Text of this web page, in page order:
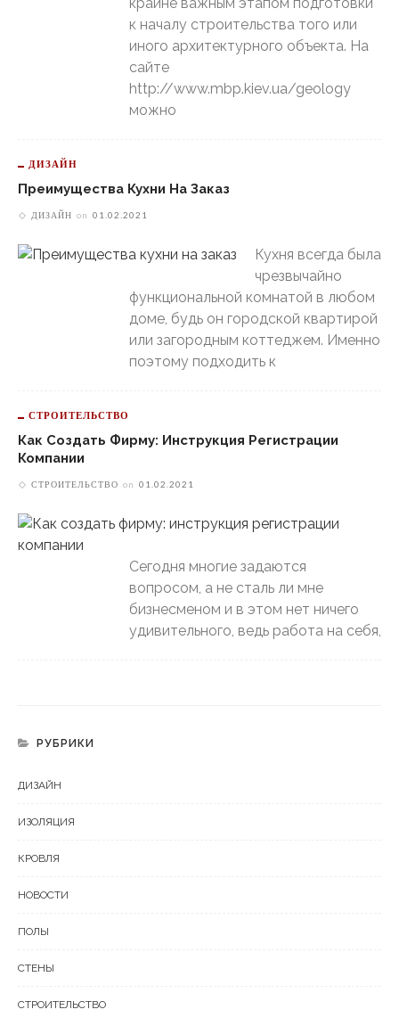
к началу строительства того или
иного архитектурного объекта. На
сайте
http://www.mbp.kiev.ua/geology
можно
ДИЗАЙН
Преимущества Кухни На Заказ
ДИЗАЙН on 01.02.2021
Кухня всегда была
чрезвычайно
функциональной комнатой в любом
доме, будь он городской квартирой
или загородным коттеджем. Именно
поэтому подходить к
СТРОИТЕЛЬСТВО
Как Создать Фирму: Инструкция Регистрации
Компании
СТРОИТЕЛЬСТВО on 01.02.2021
Сегодня многие задаются
вопросом, а не сталь ли мне
бизнесменом и в этом нет ничего
удивительного, ведь работа на себя,
РУБРИКИ
ДИЗАЙН
ИЗОЛЯЦИЯ
КРОВЛЯ
НОВОСТИ
ПОЛЫ
СТЕНЫ
СТРОИТЕЛЬСТВО